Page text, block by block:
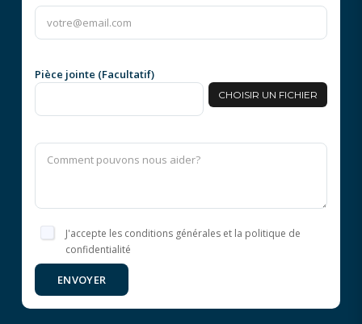
Pièce jointe (Facultatif)
CHOISIR UN FICHIER
J'accepte les conditions générales et la politique de
confidentialité
ENVOYER